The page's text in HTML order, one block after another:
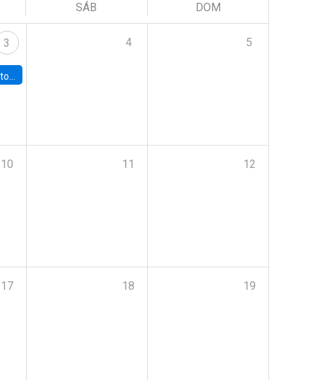
SÁB DOM
3
2026”
4 5
10 11 12
17 18 19